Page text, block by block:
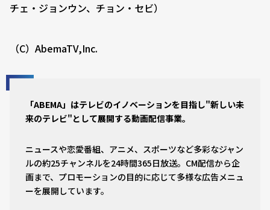
チェ・ジョンウン、チョン・セビ）
（C）AbemaTV,Inc.
「ABEMA」はテレビのイノベーションを目指し"新しい未
来のテレビ"として展開する動画配信事業。
ニュースや恋愛番組、アニメ、スポーツなど多彩なジャン
ルの約25チャンネルを24時間365日放送。CM配信から企
画まで、プロモーションの目的に応じて多様な広告メニュ
ーを展開しています。